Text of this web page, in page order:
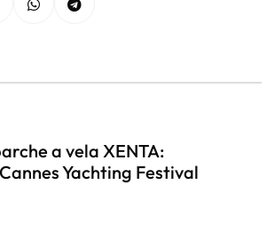
a vela XENTA:
Yachting Festival